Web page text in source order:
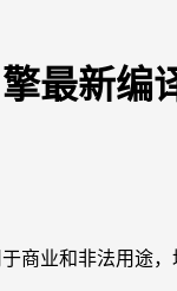
最新编
商业和非法用途，